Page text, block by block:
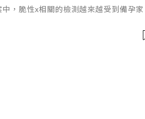
，脆性x相關的檢測越來越受到備孕家
體綜合征的患者規模有基礎認知，卻很
，脆性x攜帶者有多少人？結合國際公